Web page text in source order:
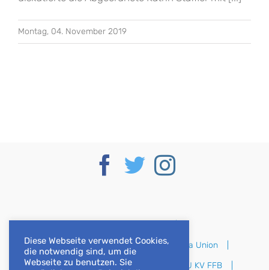
Montag, 04. November 2019
CSU im Deutschen Bundestag
Europa Union
CSU Bayern
CSU Oberbayern CSU KV FFB
Diese Webseite verwendet Cookies,
die notwendig sind, um die
Webseite zu benutzen. Sie